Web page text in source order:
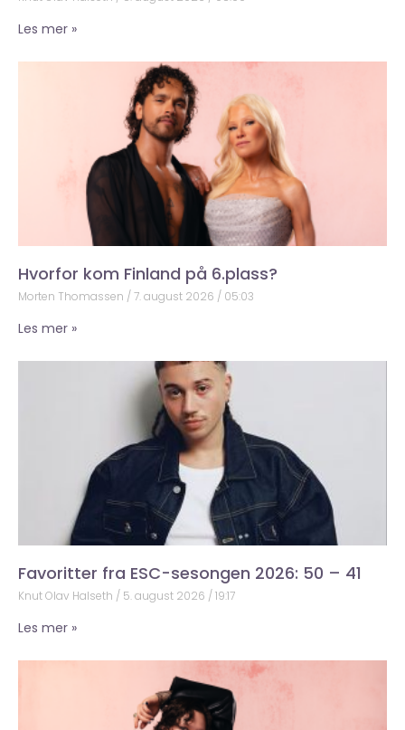
Les mer »
Hvorfor kom Finland på 6.plass?
Morten Thomassen 7. august 2026 05:03
Les mer »
Favoritter fra ESC-sesongen 2026: 50 – 41
Knut Olav Halseth 5. august 2026 19:17
Les mer »